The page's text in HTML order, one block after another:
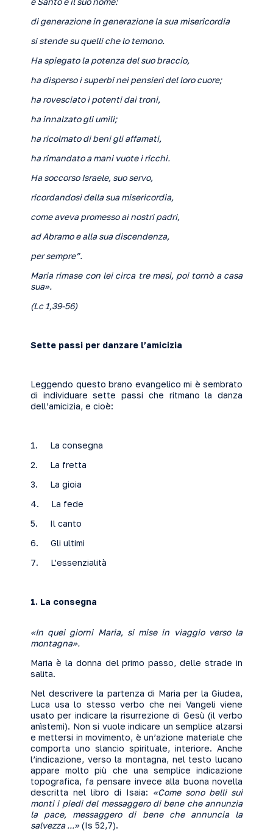
di generazione in generazione la sua misericordia
si stende su quelli che lo temono.
Ha spiegato la potenza del suo braccio,
ha disperso i superbi nei pensieri del loro cuore;
ha rovesciato i potenti dai troni,
ha innalzato gli umili;
ha ricolmato di beni gli affamati,
ha rimandato a mani vuote i ricchi.
Ha soccorso Israele, suo servo,
ricordandosi della sua misericordia,
come aveva promesso ai nostri padri,
ad Abramo e alla sua discendenza,
per sempre”.
Maria rimase con lei circa tre mesi, poi tornò a casa
sua».
(Lc 1,39-56)
Sette passi per danzare l’amicizia
Leggendo questo brano evangelico mi è sembrato
di individuare sette passi che ritmano la danza
dell’amicizia, e cioè:
1. La consegna
2. La fretta
3. La gioia
4. La fede
5. Il canto
6. Gli ultimi
7. L’essenzialità
1. La consegna
«In quei giorni Maria, si mise in viaggio verso la
montagna».
Maria è la donna del primo passo, delle strade in
salita.
Nel descrivere la partenza di Maria per la Giudea,
Luca usa lo stesso verbo che nei Vangeli viene
usato per indicare la risurrezione di Gesù (il verbo
anìstemi). Non si vuole indicare un semplice alzarsi
e mettersi in movimento, è un’azione materiale che
comporta uno slancio spirituale, interiore. Anche
l’indicazione, verso la montagna, nel testo lucano
appare molto più che una semplice indicazione
topografica, fa pensare invece alla buona novella
descritta nel libro di Isaia: «Come sono belli sui
monti i piedi del messaggero di bene che annunzia
la pace, messaggero di bene che annuncia la
salvezza ...»(Is 52,7).